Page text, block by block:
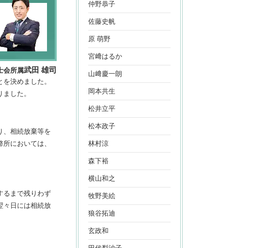
会所属武田 雄司
決めました。
した。
、相続放棄等を
においては、
るまで残りわず
々日には相続放
仲野恭子
佐藤史帆
原 萌野
宮﨑はるか
山﨑慶一朗
岡本共生
松井立平
松本政子
林村涼
森下裕
横山和之
牧野美絵
狼谷拓迪
玄政和